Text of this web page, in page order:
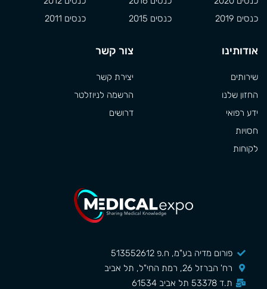
פורום מדיה בע"מ, ח.פ 513552612
רח' הברזל 26, רמת החי"ל, תל אביב
ת.ד 53378 תל אביב 61534
כנסים 2019
כנסים 2015
כנסים 2011
אודותינו
שירותים
החזון שלנו
ידע רפואי
חסויות
לקוחות
צור קשר
יצירת קשר
הרשמה לניוזלטר
דרושים